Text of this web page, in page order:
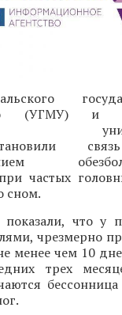
(УГМУ) и
частых
сном.
показали, что у
чрезмерно
менее чем 10
трех